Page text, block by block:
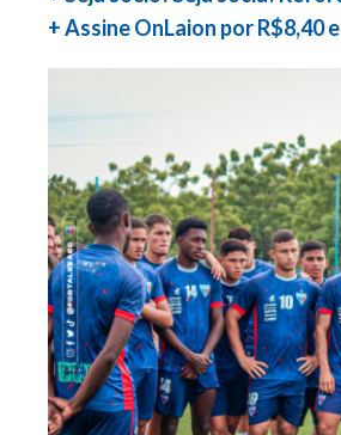
+ Assine OnLaion por R$8,40